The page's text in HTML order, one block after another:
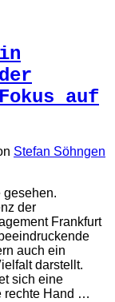
auf
Stefan Söhngen
gesehen.
der
Frankfurt
auch ein
darstellt.
sich eine
rechte Hand …